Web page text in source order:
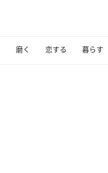
磨く 恋する 暮らす